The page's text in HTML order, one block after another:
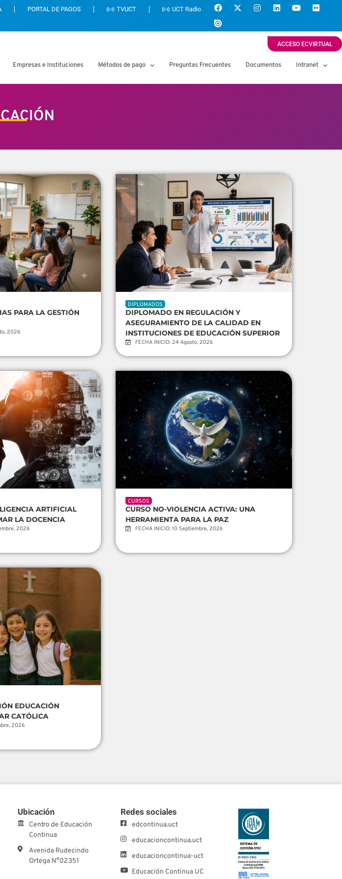
PORTAL DE PAGOS TVUCT UCT Radio
ACCESO ECVIRTUAL
Empresas e Instituciones Métodos de pago Preguntas Frecuentes Documentos Intranet
PARA LA GESTIÓN
2026
DIPLOMADOS
DIPLOMADO EN REGULACIÓN Y
ASEGURAMIENTO DE LA CALIDAD EN
INSTITUCIONES DE EDUCACIÓN SUPERIOR
FECHA INICIO: 24 Agosto, 2026
ARTIFICIAL
LA DOCENCIA
2026
CURSOS
CURSO NO-VIOLENCIA ACTIVA: UNA
HERRAMIENTA PARA LA PAZ
FECHA INICIO: 10 Septiembre, 2026
EDUCACIÓN
CATÓLICA
2026
Ubicación
Centro de Educación
Continua
Avenida Rudecindo
Ortega N°02351
Redes sociales
edcontinua.uct
educacioncontinua.uct
educacioncontinua-uct
Educación Continua UC